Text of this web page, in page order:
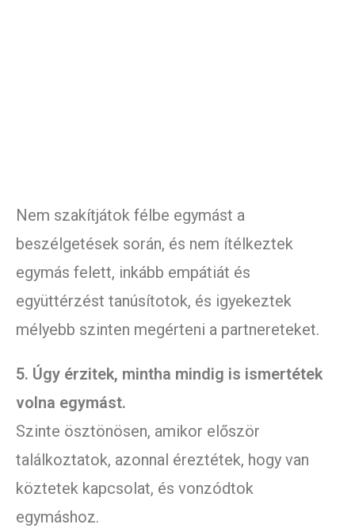
Nem szakítjátok félbe egymást a
beszélgetések során, és nem ítélkeztek
egymás felett, inkább empátiát és
együttérzést tanúsítotok, és igyekeztek
mélyebb szinten megérteni a partnereteket.
5. Úgy érzitek, mintha mindig is ismertétek
volna egymást.
Szinte ösztönösen, amikor először
találkoztatok, azonnal éreztétek, hogy van
köztetek kapcsolat, és vonzódtok
egymáshoz.